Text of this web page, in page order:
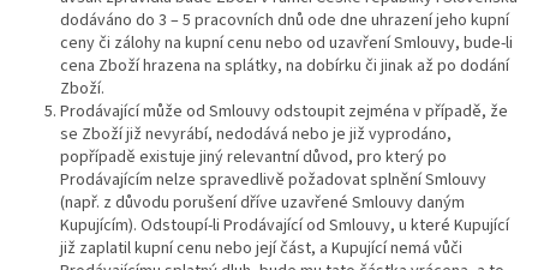
dodáváno do 3 – 5 pracovních dnů ode dne uhrazení jeho kupní
ceny či zálohy na kupní cenu nebo od uzavření Smlouvy, bude-li
cena Zboží hrazena na splátky, na dobírku či jinak až po dodání
Zboží.
Prodávající může od Smlouvy odstoupit zejména v případě, že
se Zboží již nevyrábí, nedodává nebo je již vyprodáno,
popřípadě existuje jiný relevantní důvod, pro který po
Prodávajícím nelze spravedlivě požadovat splnění Smlouvy
(např. z důvodu porušení dříve uzavřené Smlouvy daným
Kupujícím). Odstoupí-li Prodávající od Smlouvy, u které Kupující
již zaplatil kupní cenu nebo její část, a Kupující nemá vůči